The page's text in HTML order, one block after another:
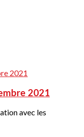
2021
avec les